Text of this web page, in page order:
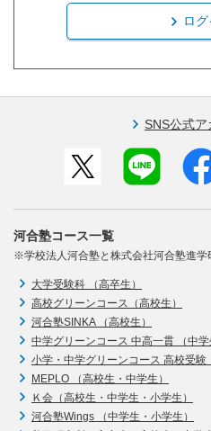
ロ
SNS公式ア
河合塾コース一覧
※学校法人河合塾と株式会社河合塾進学
大学受験科 （高卒生）
高校グリーンコース（高校生）
河合塾SINKA （高校生）
中学グリーンコース 中高一貫 （中学
小学・中学グリーンコース 高校受験
MEPLO （高校生・中学生）
Ｋ会（高校生・中学生・小学生）
河合塾Wings （中学生・小学生）